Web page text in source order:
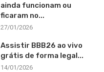
ainda funcionam ou
ficaram no...
27/01/2026
Assistir BBB26 ao vivo
grátis de forma legal...
14/01/2026